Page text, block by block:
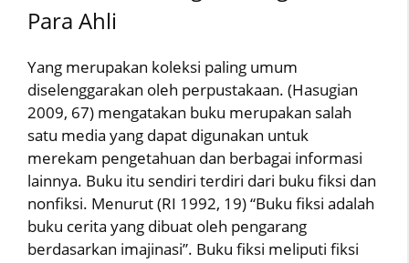
Para Ahli
Yang merupakan koleksi paling umum
diselenggarakan oleh perpustakaan. (Hasugian
2009, 67) mengatakan buku merupakan salah
satu media yang dapat digunakan untuk
merekam pengetahuan dan berbagai informasi
lainnya. Buku itu sendiri terdiri dari buku fiksi dan
nonfiksi. Menurut (RI 1992, 19) “Buku fiksi adalah
buku cerita yang dibuat oleh pengarang
berdasarkan imajinasi”. Buku fiksi meliputi fiksi